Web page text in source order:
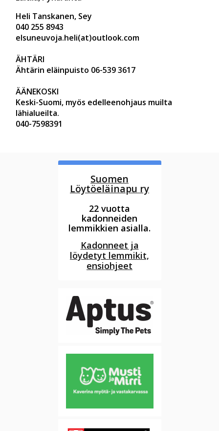
Heli Tanskanen, Sey
040 255 8943
elsuneuvoja.heli(at)outlook.com
ÄHTÄRI
Ähtärin eläinpuisto 06-539 3617
ÄÄNEKOSKI
Keski-Suomi, myös edelleenohjaus muilta
lähialueilta.
040-7598391
Suomen
Löytöeläinapu ry
22 vuotta
kadonneiden
lemmikkien asialla.
Kadonneet ja
löydetyt lemmikit,
ensiohjeet